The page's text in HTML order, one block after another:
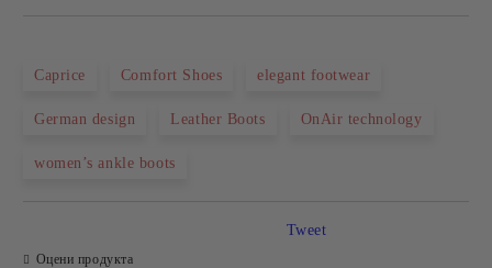
Caprice Comfort Shoes elegant footwear
German design Leather Boots OnAir technology
women’s ankle boots
Оцени продукта
Tweet